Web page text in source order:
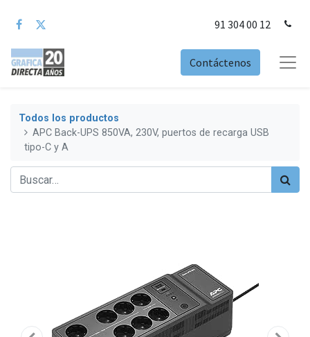
91 304 00 12
Contáctenos
Todos los productos
APC Back-UPS 850VA, 230V, puertos de recarga USB
tipo-C y A